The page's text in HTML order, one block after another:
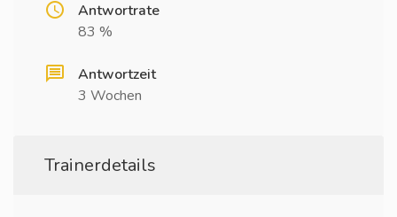
Antwortrate
83 %
Antwortzeit
3 Wochen
Trainerdetails